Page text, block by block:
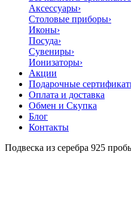
Аксессуары›
Столовые приборы›
Иконы›
Посуда›
Сувениры›
Ионизаторы›
Акции
Подарочные
Оплата и доставка
Обмен и Скупка
Блог
Контакты
Подвеска из серебра 925